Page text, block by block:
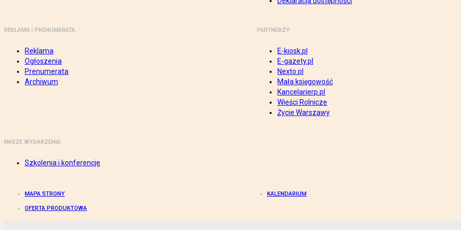
REKLAMA I PRENUMERATA
Reklama
Ogłoszenia
Prenumerata
Archiwum
PARTNERZY
E-kiosk.pl
E-gazety.pl
Nexto.pl
Mała księgowość
Kancelarierp.pl
Wieści Rolnicze
Życie Warszawy
NASZE WYDARZENIA
Szkolenia i konferencje
MAPA STRONY KALENDARIUM
OFERTA PRODUKTOWA